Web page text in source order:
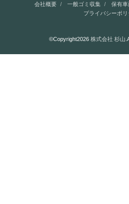
会社概要 一般ゴミ収集 保有車
プライバシーポリ
©Copyright2026株式会社 杉山